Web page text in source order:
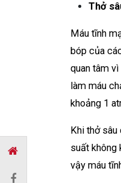
Thở
Máu tĩnh
bóp của
quan tâm
làm máu
khoảng 1
Khi thở sâu
suất không
vậy máu